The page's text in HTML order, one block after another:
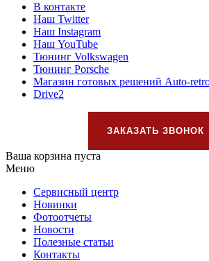
В контакте
Наш Twitter
Наш Instagram
Наш YouTube
Тюнинг Volkswagen
Тюнинг Porsche
Магазин готовых решений Auto-
Drive2
ЗАКАЗАТЬ ЗВОНОК
Ваша корзина пуста
Меню
Сервисный центр
Новинки
Фотоотчеты
Новости
Полезные статьи
Контакты